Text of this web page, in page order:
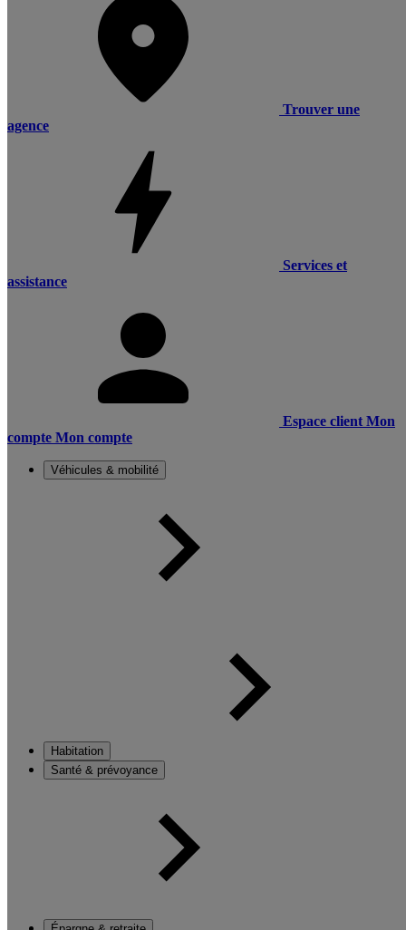
Trouver une
agence
Services et
assistance
Espace client Mon
compte Mon compte
Véhicules & mobilité
Habitation
Santé & prévoyance